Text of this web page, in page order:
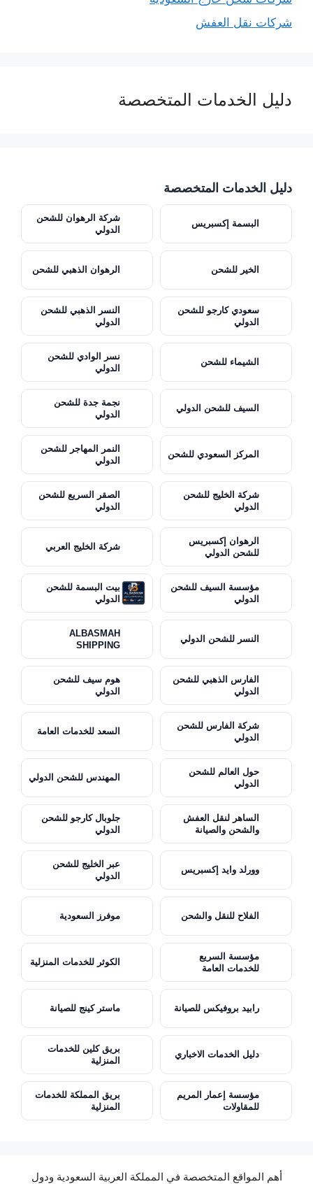
شركات نقل العفش
دليل الخدمات المتخصصة
دليل الخدمات المتخصصة
البسمة إكسبريس
شركة الرهوان للشحن
الدولي
الخير للشحن الرهوان الذهبي للشحن
سعودي كارجو للشحن
الدولي
النسر الذهبي للشحن
الدولي
الشيماء للشحن
نسر الوادي للشحن
الدولي
السيف للشحن الدولي
نجمة جدة للشحن
الدولي
المركز السعودي للشحن
النمر المهاجر للشحن
الدولي
شركة الخليج للشحن
الدولي
الصقر السريع للشحن
الدولي
الرهوان إكسبريس
للشحن الدولي
شركة الخليج العربي
مؤسسة السيف للشحن
الدولي
بيت البسمة للشحن
الدولي
النسر للشحن الدولي
ALBASMAH
SHIPPING
الفارس الذهبي للشحن
الدولي
هوم سيف للشحن
الدولي
شركة الفارس للشحن
الدولي
السعد للخدمات العامة
حول العالم للشحن
الدولي
المهندس للشحن الدولي
الساهر لنقل العفش
والشحن والصيانة
جلوبال كارجو للشحن
الدولي
وورلد وايد إكسبريس
عبر الخليج للشحن
الدولي
الفلاح للنقل والشحن موفرز السعودية
مؤسسة السريع
للخدمات العامة
الكوثر للخدمات المنزلية
رابيد بروفيكس للصيانة ماستر كينج للصيانة
دليل الخدمات الاخباري
بريق كلين للخدمات
المنزلية
مؤسسة إعمار المريم
للمقاولات
بريق المملكة للخدمات
المنزلية
أهم المواقع المتخصصة في المملكة العربية السعودية ودول